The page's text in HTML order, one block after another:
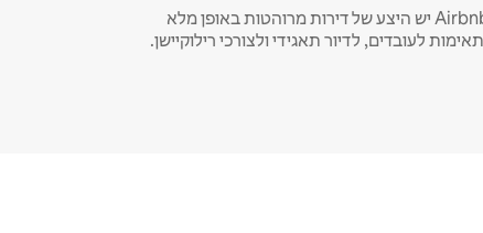
ב-Airbnb יש היצע של דירות מרוהטות באופן מלא
לעובדים, לדיור תאגידי ולצורכי רילוקיישן.